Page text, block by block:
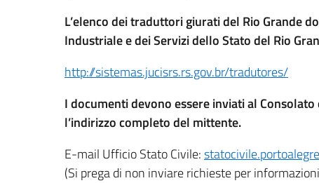
L’elenco dei traduttori giurati del Rio Grande
Industriale e dei Servizi dello Stato del Rio
http://sistemas.jucisrs.rs.gov.br/tradutores/
I documenti devono essere inviati al
l’indirizzo completo del mittente.
E-mail Ufficio Stato Civile:
(Si prega di non inviare richieste per